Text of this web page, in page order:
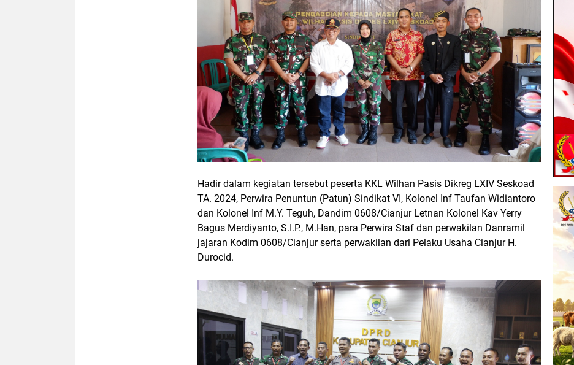
Hadir dalam kegiatan tersebut peserta KKL Wilhan Pasis Dikreg LXIV Seskoad
TA. 2024, Perwira Penuntun (Patun) Sindikat VI, Kolonel Inf Taufan Widiantoro
dan Kolonel Inf M.Y. Teguh, Dandim 0608/Cianjur Letnan Kolonel Kav Yerry
Bagus Merdiyanto, S.I.P., M.Han, para Perwira Staf dan perwakilan Danramil
jajaran Kodim 0608/Cianjur serta perwakilan dari Pelaku Usaha Cianjur H.
Durocid.